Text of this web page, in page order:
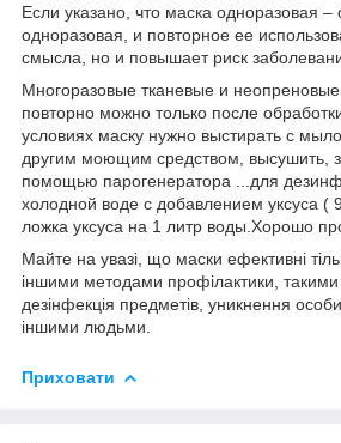
Если указано, что маска одноразовая –
одноразовая, и повторное ее
смысла, но и повышает риск
Многоразовые тканевые и неопреновые
повторно можно только после
условиях маску нужно выстирать с
другим моющим средством, высушить,
помощью парогенератора ...для
холодной воде с добавлением уксуса (
ложка уксуса на 1 литр воды.Хорошо
Майте на увазі, що маски ефективні
іншими методами профілактики, такими
дезінфекція предметів, уникнення
іншими людьми.
Приховати